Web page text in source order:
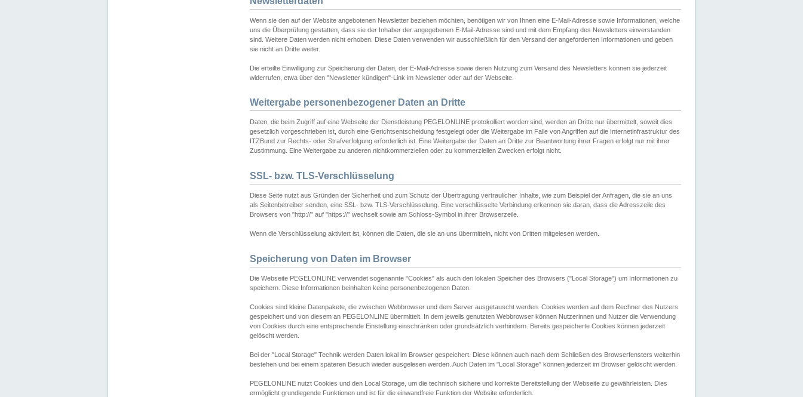
Wenn sie den auf der Website angebotenen Newsletter beziehen möchten, benötigen wir von Ihnen eine E-Mail-Adresse sowie Informationen, welche
uns die Überprüfung gestatten, dass sie der Inhaber der angegebenen E-Mail-Adresse sind und mit dem Empfang des Newsletters einverstanden
sind. Weitere Daten werden nicht erhoben. Diese Daten verwenden wir ausschließlich für den Versand der angeforderten Informationen und geben
sie nicht an Dritte weiter.
Die erteilte Einwilligung zur Speicherung der Daten, der E-Mail-Adresse sowie deren Nutzung zum Versand des Newsletters können sie jederzeit
widerrufen, etwa über den "Newsletter kündigen"-Link im Newsletter oder auf der Webseite.
Weitergabe personenbezogener Daten an Dritte
Daten, die beim Zugriff auf eine Webseite der Dienstleistung PEGELONLINE protokolliert worden sind, werden an Dritte nur übermittelt, soweit dies
gesetzlich vorgeschrieben ist, durch eine Gerichtsentscheidung festgelegt oder die Weitergabe im Falle von Angriffen auf die Internetinfrastruktur des
ITZBund zur Rechts- oder Strafverfolgung erforderlich ist. Eine Weitergabe der Daten an Dritte zur Beantwortung ihrer Fragen erfolgt nur mit ihrer
Zustimmung. Eine Weitergabe zu anderen nichtkommerziellen oder zu kommerziellen Zwecken erfolgt nicht.
SSL- bzw. TLS-Verschlüsselung
Diese Seite nutzt aus Gründen der Sicherheit und zum Schutz der Übertragung vertraulicher Inhalte, wie zum Beispiel der Anfragen, die sie an uns
als Seitenbetreiber senden, eine SSL- bzw. TLS-Verschlüsselung. Eine verschlüsselte Verbindung erkennen sie daran, dass die Adresszeile des
Browsers von "http://" auf "https://" wechselt sowie am Schloss-Symbol in ihrer Browserzeile.
Wenn die Verschlüsselung aktiviert ist, können die Daten, die sie an uns übermitteln, nicht von Dritten mitgelesen werden.
Speicherung von Daten im Browser
Die Webseite PEGELONLINE verwendet sogenannte "Cookies" als auch den lokalen Speicher des Browsers ("Local Storage") um Informationen zu
speichern. Diese Informationen beinhalten keine personenbezogenen Daten.
Cookies sind kleine Datenpakete, die zwischen Webbrowser und dem Server ausgetauscht werden. Cookies werden auf dem Rechner des Nutzers
gespeichert und von diesem an PEGELONLINE übermittelt. In dem jeweils genutzten Webbrowser können Nutzerinnen und Nutzer die Verwendung
von Cookies durch eine entsprechende Einstellung einschränken oder grundsätzlich verhindern. Bereits gespeicherte Cookies können jederzeit
gelöscht werden.
Bei der "Local Storage" Technik werden Daten lokal im Browser gespeichert. Diese können auch nach dem Schließen des Browserfensters weiterhin
bestehen und bei einem späteren Besuch wieder ausgelesen werden. Auch Daten im "Local Storage" können jederzeit im Browser gelöscht werden.
PEGELONLINE nutzt Cookies und den Local Storage, um die technisch sichere und korrekte Bereitstellung der Webseite zu gewährleisten. Dies
ermöglicht grundlegende Funktionen und ist für die einwandfreie Funktion der Website erforderlich.